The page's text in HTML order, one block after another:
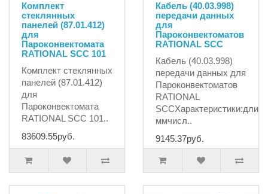
Комплект
стеклянных
панелей (87.01.412)
для
Пароконвектомата
RATIONAL SCC 101
Комплект стеклянных
панелей (87.01.412)
для
Пароконвектомата
RATIONAL SCC 101..
83609.55руб.
Кабель (40.03.998)
передачи данных
для
Пароконвектоматов
RATIONAL SCC
Кабель (40.03.998)
передачи данных для
Пароконвектоматов
RATIONAL
ммчисл..
9145.37руб.